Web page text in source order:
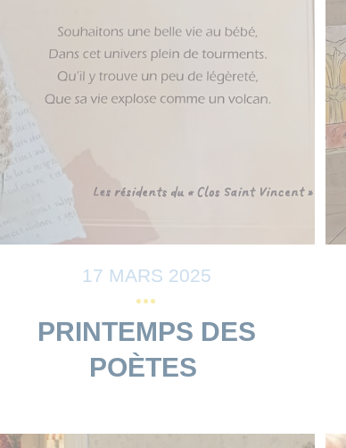
17 MARS 2025
PRINTEMPS DES
POÈTES